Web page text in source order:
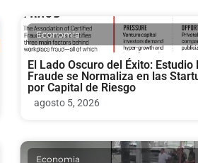
Economia
El Lado Oscuro del Éxito: Estudio
Fraude se Normaliza en las
por Capital de Riesgo
agosto 5, 2026
Economia